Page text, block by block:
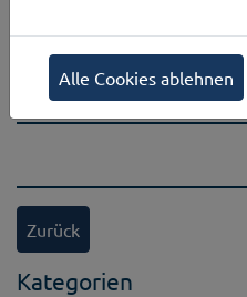
Jugendliche bei der
Spielen und sozialen
Zurück
Kategorien
Alle Cookies ablehnen